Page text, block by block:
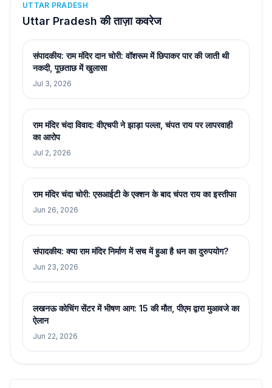
UTTAR PRADESH
Uttar Pradesh की ताज़ा कवरेज
संपादकीय: राम मंदिर दान चोरी: वॉशरूम में छिपाकर पार की जाती थी
नकदी, पूछताछ में खुलासा
Jul 3, 2026
राम मंदिर चंदा विवाद: वीएचपी ने झाड़ा पल्ला, चंपत राय पर लापरवाही
का आरोप
Jul 2, 2026
राम मंदिर चंदा चोरी: एसआईटी के एक्शन के बाद चंपत राय का इस्तीफा
Jun 26, 2026
संपादकीय: क्या राम मंदिर निर्माण में सच में हुआ है धन का दुरुपयोग?
Jun 23, 2026
लखनऊ कोचिंग सेंटर में भीषण आग: 15 की मौत, पीएम द्वारा मुआवजे का
ऐलान
Jun 22, 2026